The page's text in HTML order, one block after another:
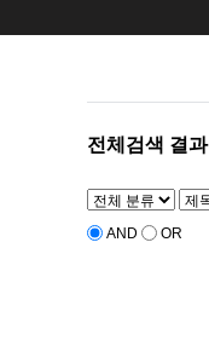
전체검색 결과
AND OR